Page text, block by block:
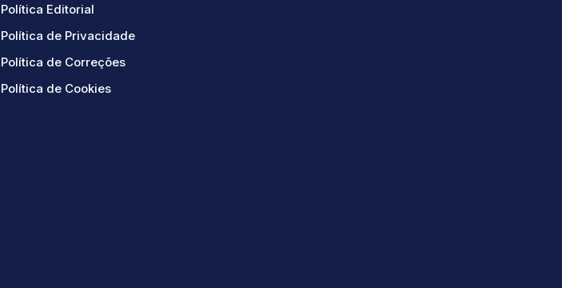
Política Editorial
Política de Privacidade
Política de Correções
Política de Cookies